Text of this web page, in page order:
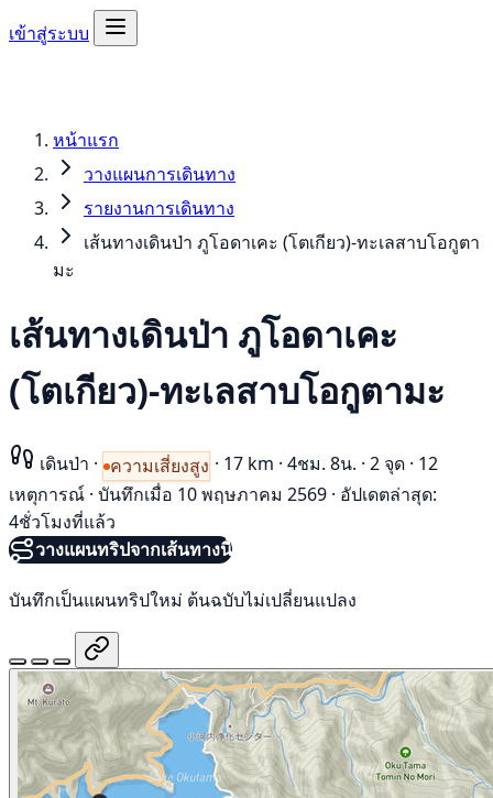
เข้าสู่ระบบ
หน้าแรก
วางแผนการเดินทาง
รายงานการเดินทาง
เส้นทางเดินป่า ภูโอดาเคะ (โตเกียว)-ทะเลสาบโอกูตา
มะ
เส้นทางเดินป่า ภูโอดาเคะ
(โตเกียว)-ทะเลสาบโอกูตามะ
เดินป่า · ความเสี่ยงสูง · 17 km · 4ชม. 8น. · 2 จุด · 12
เหตุการณ์ · บันทึกเมื่อ 10 พฤษภาคม 2569 · อัปเดตล่าสุด:
4ชั่วโมงที่แล้ว
วางแผนทริปจากเส้นทางนี้
บันทึกเป็นแผนทริปใหม่ ต้นฉบับไม่เปลี่ยนแปลง